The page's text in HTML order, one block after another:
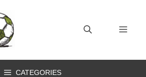
CATEGORIES